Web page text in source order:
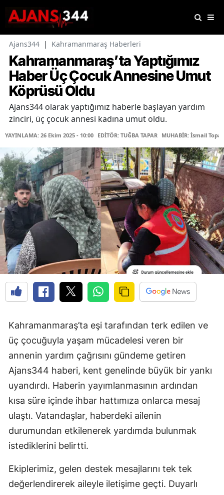
Ajans344 | Kahramanmaraş Haberleri
Kahramanmaraş’ta Yaptığımız
Haber Üç Çocuk Annesine Umut
Köprüsü Oldu
Ajans344 olarak yaptığımız haberle başlayan yardım
zinciri, üç çocuk annesi kadına umut oldu.
YAYINLAMA: 26 Ekim 2025 - 10:00 EDİTÖR: TUĞBA TAPAR MUHABİR: İsmail Topal
Kahramanmaraş’ta eşi tarafından terk edilen ve
üç çocuğuyla yaşam mücadelesi veren bir
annenin yardım çağrısını gündeme getiren
Ajans344 haberi, kent genelinde büyük bir yankı
uyandırdı. Haberin yayımlanmasının ardından
kısa süre içinde ihbar hattımıza onlarca mesaj
ulaştı. Vatandaşlar, haberdeki ailenin
durumundan etkilenerek yardımda bulunmak
istediklerini belirtti.
Ekiplerimiz, gelen destek mesajlarını tek tek
değerlendirerek aileyle iletişime geçti. Duyarlı